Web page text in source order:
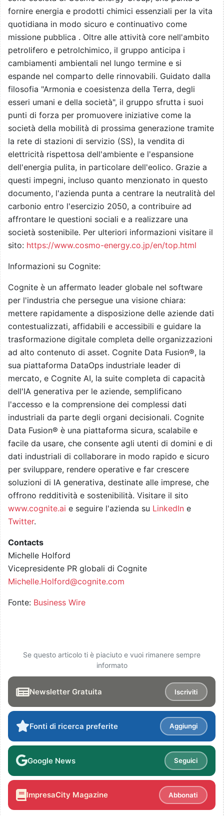
fornire energia e prodotti chimici essenziali per la vita
quotidiana in modo sicuro e continuativo come
missione pubblica . Oltre alle attività core nell'ambito
petrolifero e petrolchimico, il gruppo anticipa i
cambiamenti ambientali nel lungo termine e si
espande nel comparto delle rinnovabili. Guidato dalla
filosofia "Armonia e coesistenza della Terra, degli
esseri umani e della società", il gruppo sfrutta i suoi
punti di forza per promuovere iniziative come la
società della mobilità di prossima generazione tramite
la rete di stazioni di servizio (SS), la vendita di
elettricità rispettosa dell'ambiente e l'espansione
dell'energia pulita, in particolare dell'eolico. Grazie a
questi impegni, incluso quanto menzionato in questo
documento, l'azienda punta a centrare la neutralità del
carbonio entro l'esercizio 2050, a contribuire ad
affrontare le questioni sociali e a realizzare una
società sostenibile. Per ulteriori informazioni visitare il
sito: https://www.cosmo-energy.co.jp/en/top.html
Informazioni su Cognite:
Cognite è un affermato leader globale nel software
per l'industria che persegue una visione chiara:
mettere rapidamente a disposizione delle aziende dati
contestualizzati, affidabili e accessibili e guidare la
trasformazione digitale completa delle organizzazioni
ad alto contenuto di asset. Cognite Data Fusion®, la
sua piattaforma DataOps industriale leader di
mercato, e Cognite AI, la suite completa di capacità
dell'IA generativa per le aziende, semplificano
l'accesso e la comprensione dei complessi dati
industriali da parte degli organi decisionali. Cognite
Data Fusion® è una piattaforma sicura, scalabile e
facile da usare, che consente agli utenti di domini e di
dati industriali di collaborare in modo rapido e sicuro
per sviluppare, rendere operative e far crescere
soluzioni di IA generativa, destinate alle imprese, che
offrono redditività e sostenibilità. Visitare il sito
www.cognite.ai e seguire l'azienda su LinkedIn e
Twitter.
Contacts
Michelle Holford
Vicepresidente PR globali di Cognite
Michelle.Holford@cognite.com
Fonte: Business Wire
Se questo articolo ti è piaciuto e vuoi rimanere sempre
informato
Newsletter Gratuita Iscriviti
Fonti di ricerca preferite Aggiungi
Google News Seguici
ImpresaCity Magazine Abbonati